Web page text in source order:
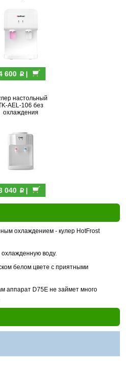
600 p|
настольный
AEL-106 без
охлаждения
040 p|
охлаждением - кулер HotFrost
охлажденную воду.
белом цвете с приятными
аппарат D75E не займет много